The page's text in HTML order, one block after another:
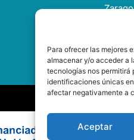
Para ofrecer las mejores
almacenar y/o acceder a
tecnologías nos permitirá
identificaciones únicas
afectar negativamente a
Aceptar